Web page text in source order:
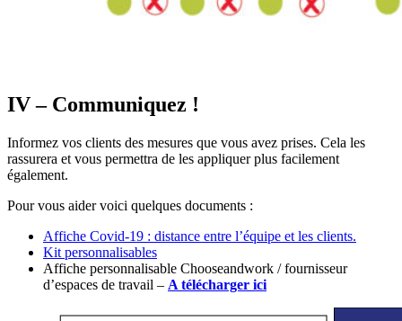
IV – Communiquez !
Informez vos clients des mesures que vous avez prises. Cela les
rassurera et vous permettra de les appliquer plus facilement
également.
Pour vous aider voici quelques documents :
Affiche Covid-19 : distance entre l’équipe et les clients.
Kit personnalisables
Affiche personnalisable Chooseandwork / fournisseur
d’espaces de travail – A télécharger ici